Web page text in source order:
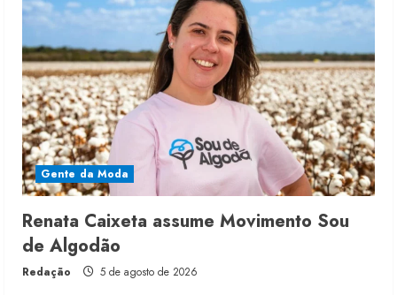
Gente da Moda
Renata Caixeta assume Movimento Sou
de Algodão
Redação 5 de agosto de 2026